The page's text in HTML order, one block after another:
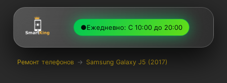
●Ежедневно: С 10:00 до 20:00
Ремонт телефонов → Samsung Galaxy J5 (2017)